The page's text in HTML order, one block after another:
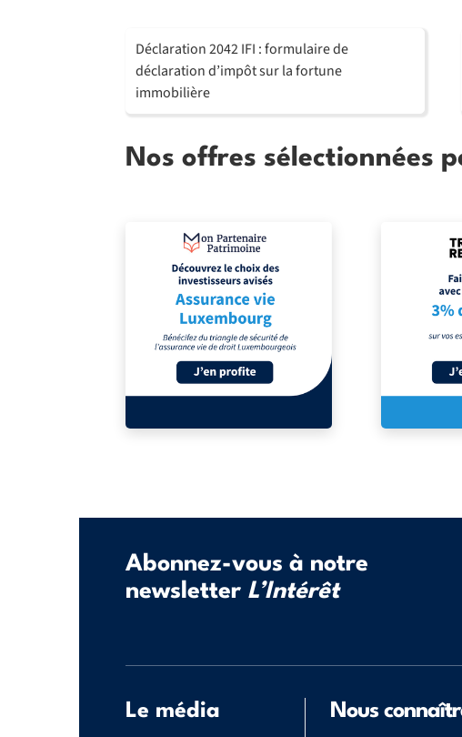
Déclaration 2042 IFI : formulaire de
déclaration d’impôt sur la fortune
immobilière
Nos offres sélectionnées
Abonnez-vous à notre
newsletter L’Intérêt
Le média Nous